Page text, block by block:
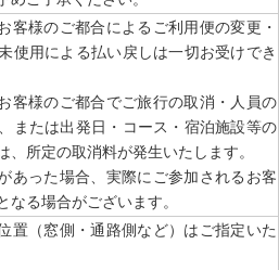
客様のご都合によるご利用便の変更・
使用による払い戻しは一切お受けでき
客様のご都合でご旅行の取消・人員の
または出発日・コース・宿泊施設等の
、所定の取消料が発生いたします。
あった場合、実際にご参加されるお客
なる場合がございます。
置（窓側・通路側など）はご指定いた